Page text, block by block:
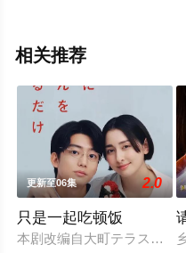
相关推荐
更新至06集 2.0
只是一起吃顿饭
本剧改编自大町テラス同名